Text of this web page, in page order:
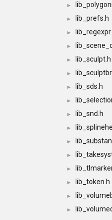
►
► lib_prefs.h
►
►
► lib_sculpt.h
►
► lib_sds.h
►
► lib_snd.h
►
►
►
►
► lib_token.h
►
►